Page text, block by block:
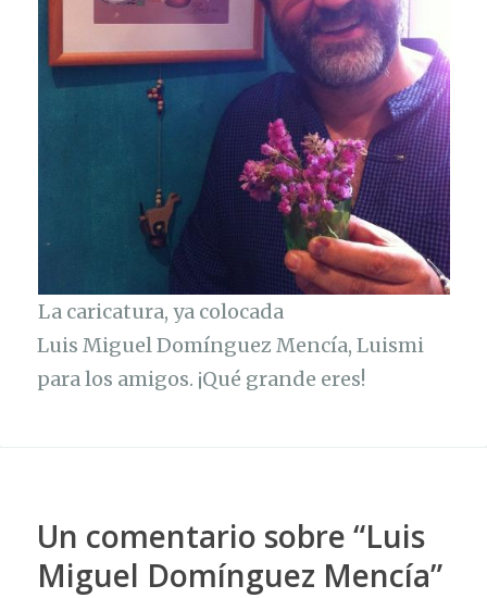
La caricatura, ya colocada
Luis Miguel Domínguez Mencía, Luismi
para los amigos. ¡Qué grande eres!
Un comentario sobre “Luis
Miguel Domínguez Mencía”